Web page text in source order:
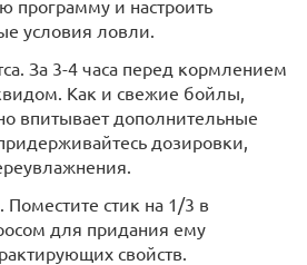
программу и настроить
условия ловли.
За 3-4 часа перед кормлением
Как и свежие бойлы,
впитывает дополнительные
дозировки,
стик на 1/3 в
для придания ему
свойств.